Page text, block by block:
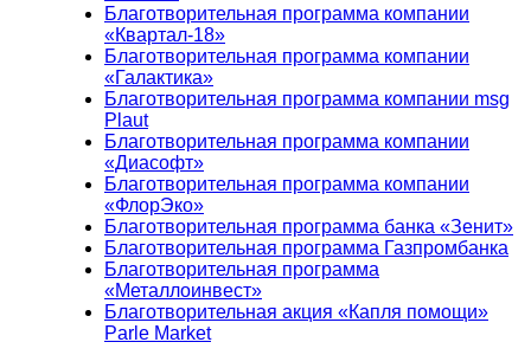
Благотворительная программа компании
«Квартал-18»
Благотворительная программа компании
«Галактика»
Благотворительная программа компании msg
Plaut
Благотворительная программа компании
«Диасофт»
Благотворительная программа компании
«ФлорЭко»
Благотворительная программа банка «Зенит»
Благотворительная программа Газпромбанка
Благотворительная программа
«Металлоинвест»
Благотворительная акция «Капля помощи»
Parle Market